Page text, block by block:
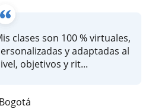
clases son 100 % virtuales,
y adaptadas al
objetivos y rit...
Bogotá